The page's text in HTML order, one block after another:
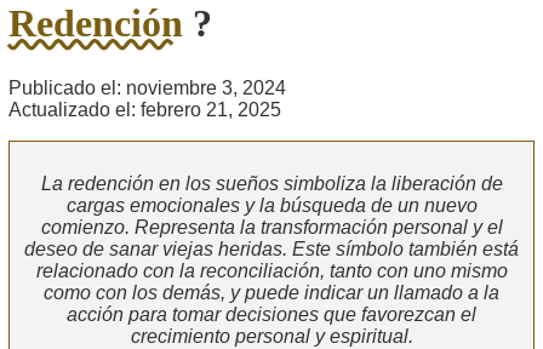
Redención ?
Publicado el: noviembre 3, 2024
Actualizado el: febrero 21, 2025
La redención en los sueños simboliza la liberación de
cargas emocionales y la búsqueda de un nuevo
comienzo. Representa la transformación personal y el
deseo de sanar viejas heridas. Este símbolo también está
relacionado con la reconciliación, tanto con uno mismo
como con los demás, y puede indicar un llamado a la
acción para tomar decisiones que favorezcan el
crecimiento personal y espiritual.